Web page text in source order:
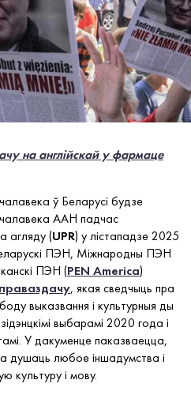
на англійскай у фармаце
ў Беларусі будзе
ААН падчас
агляду (UPR) у лістападзе 2025
ПЭН, Міжнародны ПЭН
ПЭН (PEN America)
, якая сведчыць пра
выказвання і культурныя ды
выбарамі 2020 года і
У дакуменце паказваецца,
душаць любое іншадумства і
культуру і мову.